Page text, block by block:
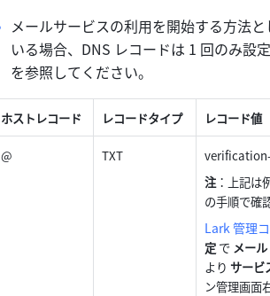
メールサービスの利用を開始する方法と
いる場合、DNS レコードは 1 回のみ設
を参照してください。
ホストレコード レコードタイプ レコード値
@ TXT
注 ：上記は
の手順で確
Lark 管理
定 で メール
より サービ
ン管理画面